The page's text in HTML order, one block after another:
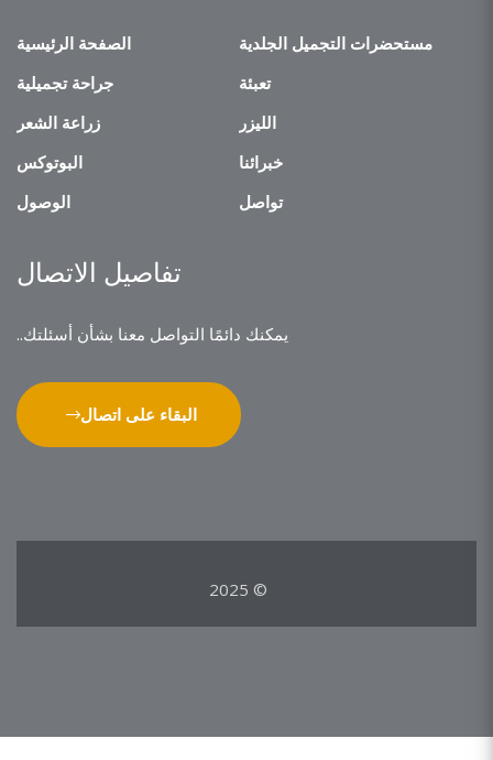
الصفحة الرئيسية
مستحضرات التجميل الجلدية
جراحة تجميلية
تعبئة
زراعة الشعر
الليزر
البوتوكس
خبرائنا
الوصول
تواصل
تفاصيل الاتصال
يمكنك دائمًا التواصل معنا بشأن أسئلتك..
البقاء على اتصال
© 2025